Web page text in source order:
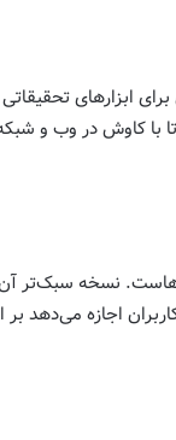
کاوش در وب و شبکه
اجازه می‌دهد